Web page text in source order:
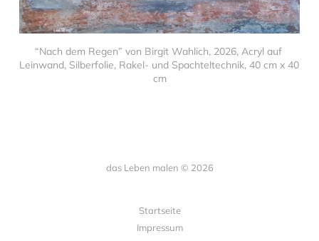
“Nach dem Regen” von Birgit Wahlich, 2026, Acryl auf
Leinwand, Silberfolie, Rakel- und Spachteltechnik, 40 cm x 40
cm
das Leben malen © 2026
Startseite
Impressum